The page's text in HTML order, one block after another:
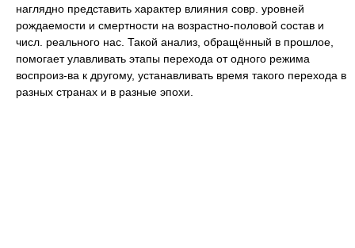
наглядно представить характер влияния совр. уровней
рождаемости и смертности на возрастно-половой состав и
числ. реального нас. Такой анализ, обращённый в прошлое,
помогает улавливать этапы перехода от одного режима
воспроиз-ва к другому, устанавливать время такого перехода в
разных странах и в разные эпохи.